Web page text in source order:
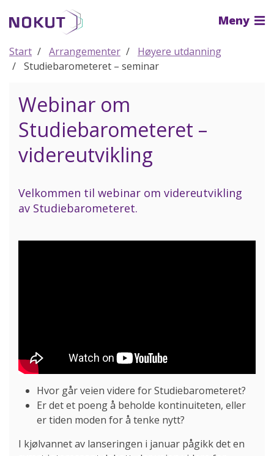
hovedinnhold
Meny
Start Arrangementer
Høyere utdanning
Studiebarometeret – seminar
Webinar om
Studiebarometeret –
videreutvikling
Velkommen til webinar om videreutvikling
av Studiebarometeret.
Hvor går veien videre for Studiebarometeret?
Er det et poeng å beholde kontinuiteten, eller
er tiden moden for å tenke nytt?
I kjølvannet av lanseringen i januar pågikk det en